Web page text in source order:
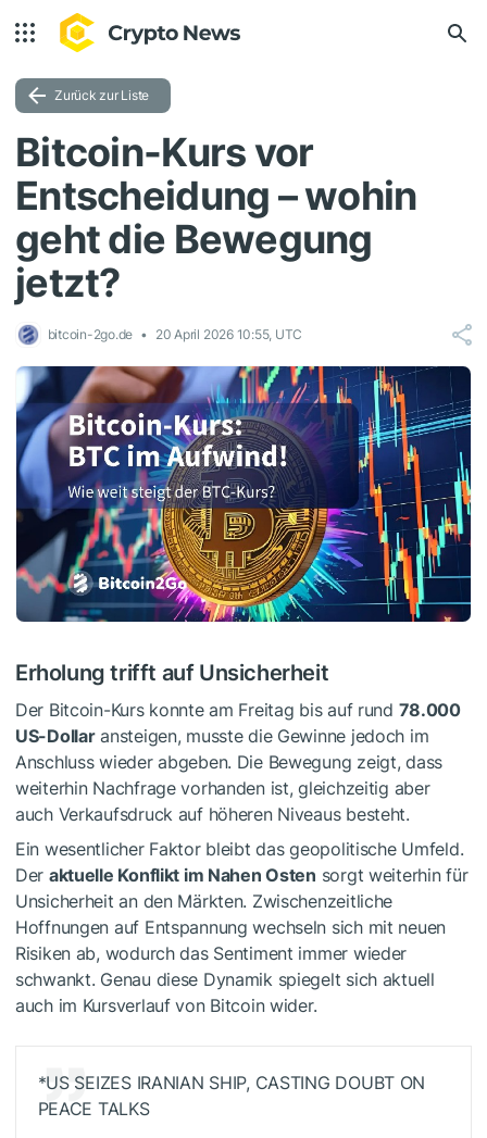
Zurück zur Liste
Bitcoin-Kurs vor
Entscheidung – wohin
geht die Bewegung
jetzt?
bitcoin-2go.de 20 April 2026 10:55, UTC
Erholung trifft auf Unsicherheit
Der Bitcoin-Kurs konnte am Freitag bis auf rund 78.000
US-Dollaransteigen, musste die Gewinne jedoch im
Anschluss wieder abgeben. Die Bewegung zeigt, dass
weiterhin Nachfrage vorhanden ist, gleichzeitig aber
auch Verkaufsdruck auf höheren Niveaus besteht.
Ein wesentlicher Faktor bleibt das geopolitische Umfeld.
Der aktuelle Konflikt im Nahen Osten sorgt weiterhin für
Unsicherheit an den Märkten. Zwischenzeitliche
Hoffnungen auf Entspannung wechseln sich mit neuen
Risiken ab, wodurch das Sentiment immer wieder
schwankt. Genau diese Dynamik spiegelt sich aktuell
auch im Kursverlauf von Bitcoin wider.
*US SEIZES IRANIAN SHIP, CASTING DOUBT ON
PEACE TALKS